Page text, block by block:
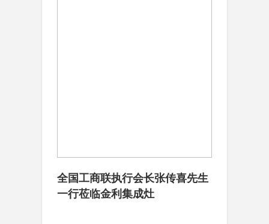
全国工商联执行会长张传喜先生
一行莅临金利集成灶